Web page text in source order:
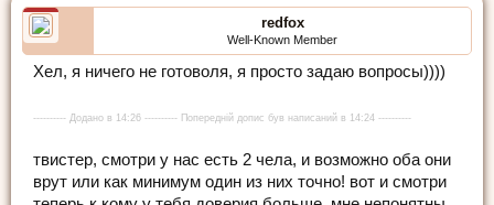
redfox
Well-Known Member
Хел, я ничего не готоволя, я просто задаю вопросы))))
---------- Додано в 14:26 ---------- Попередній допис був написаний в 14:24 ----------
твистер, смотри у нас есть 2 чела, и возможно оба они
врут или как минимум один из них точно! вот и смотри